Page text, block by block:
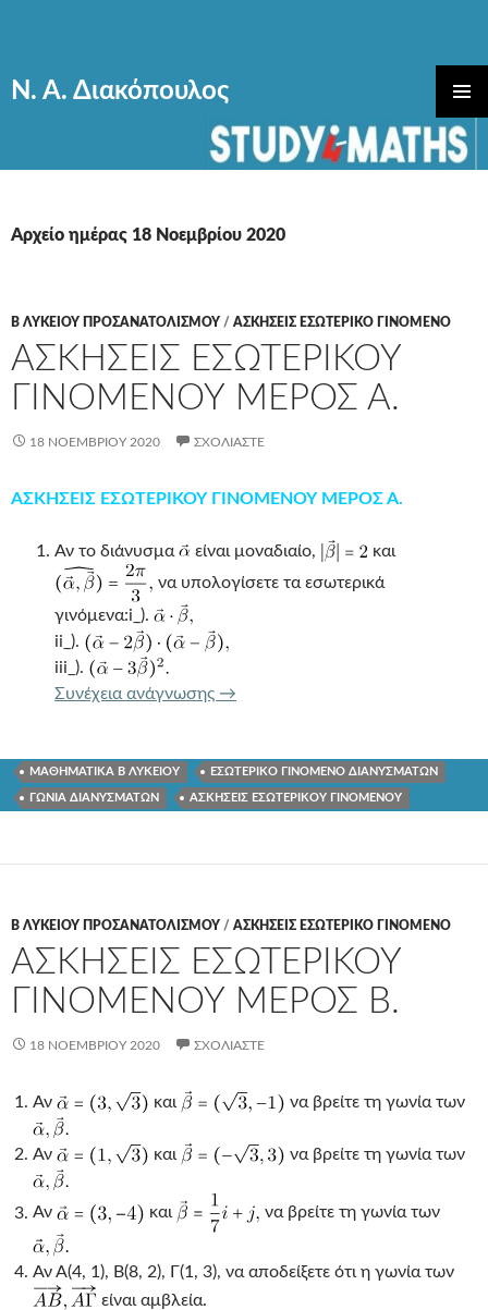
Ν. Α. Διακόπουλος
ΚΎΡΙΟ
ΜΕΝΟΎ
Αρχείο ημέρας 18 Νοεμβρίου 2020
Β ΛΥΚΕΙΟΥ ΠΡΟΣΑΝΑΤΟΛΙΣΜΟΥ / ΑΣΚΗΣΕΙΣ ΕΣΩΤΕΡΙΚΟ ΓΙΝΟΜΕΝΟ
ΑΣΚΗΣΕΙΣ ΕΣΩΤΕΡΙΚΟΥ
ΓΙΝΟΜΕΝΟΥ ΜΕΡΟΣ Α.
18 ΝΟΕΜΒΡΊΟΥ 2020 ΣΧΟΛΙΆΣΤΕ
ΑΣΚΗΣΕΙΣ ΕΣΩΤΕΡΙΚΟΥ ΓΙΝΟΜΕΝΟΥ ΜΕΡΟΣ Α.
Αν το διάνυσμα είναι μοναδιαίο,
και
να υπολογίσετε τα εσωτερικά
γινόμενα:i_).
ii_).
iii_).
Συνέχεια ανάγνωσης ΑΣΚΗΣΕΙΣ ΕΣΩΤΕΡΙΚΟΥ
→
ΜΑΘΗΜΑΤΙΚΑ Β ΛΥΚΕΙΟΥ ΕΣΩΤΕΡΙΚΟ ΓΙΝΟΜΕΝΟ ΔΙΑΝΥΣΜΑΤΩΝ
ΓΩΝΙΑ ΔΙΑΝΥΣΜΑΤΩΝ ΑΣΚΗΣΕΙΣ ΕΣΩΤΕΡΙΚΟΥ ΓΙΝΟΜΕΝΟΥ
Β ΛΥΚΕΙΟΥ ΠΡΟΣΑΝΑΤΟΛΙΣΜΟΥ / ΑΣΚΗΣΕΙΣ ΕΣΩΤΕΡΙΚΟ ΓΙΝΟΜΕΝΟ
ΑΣΚΗΣΕΙΣ ΕΣΩΤΕΡΙΚΟΥ
ΓΙΝΟΜΕΝΟΥ ΜΕΡΟΣ Β.
18 ΝΟΕΜΒΡΊΟΥ 2020 ΣΧΟΛΙΆΣΤΕ
Αν και να βρείτε τη γωνία των
Αν και να βρείτε τη γωνία των
Αν και να βρείτε τη γωνία των
Αν Α(4, 1), Β(8, 2), Γ(1, 3), να αποδείξετε ότι η γωνία των
είναι αμβλεία.